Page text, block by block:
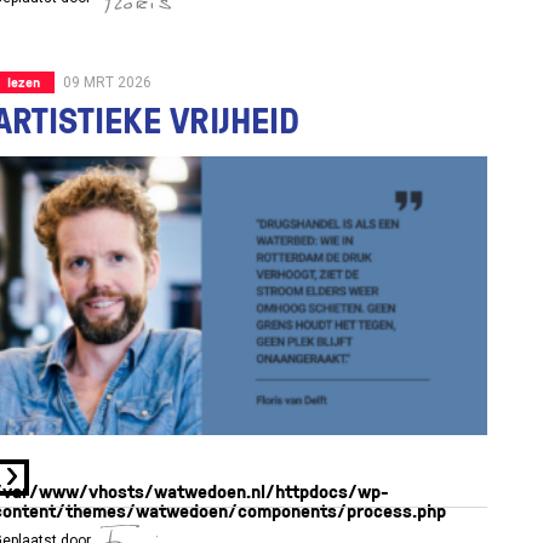
line76Warning: Attempt to read property "ID" on int in
www/vhosts/watwedoen.nl/httpdocs/wp-
themes/watwedoen/components/process.php
lezen 09 MRT 2026
VRIJHEID